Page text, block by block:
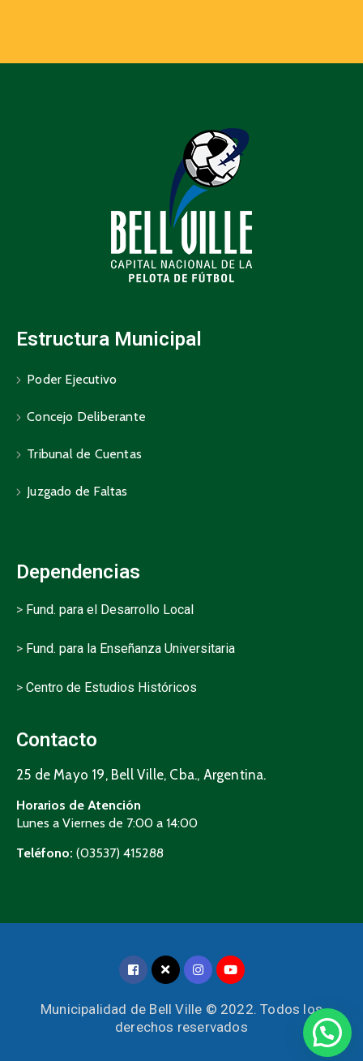
Estructura Municipal
Poder Ejecutivo
Concejo Deliberante
Tribunal de Cuentas
Juzgado de Faltas
Dependencias
> Fund. para el Desarrollo Local
> Fund. para la Enseñanza Universitaria
> Centro de Estudios Históricos
Contacto
25 de Mayo 19, Bell Ville, Cba., Argentina.
Horarios de Atención
Lunes a Viernes de 7:00 a 14:00
Teléfono: (03537) 415288
Municipalidad de Bell Ville © 2022. Todos los
derechos reservados